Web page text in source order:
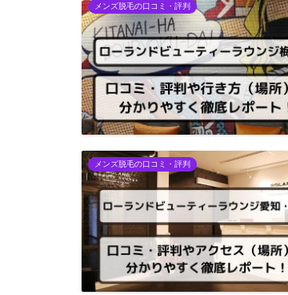
メンズ脱毛の口コミ・評判
メンズ脱毛の口コミ・評判